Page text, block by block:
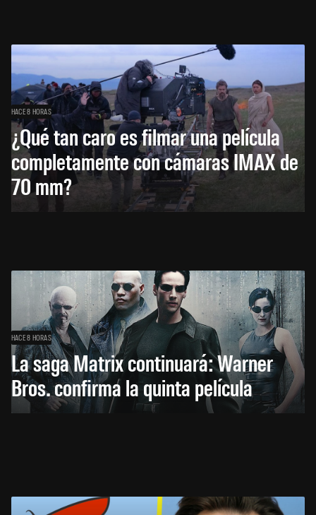
HACE 8 HORAS
¿Qué tan caro es filmar una película
completamente con cámaras IMAX de
70 mm?
HACE 8 HORAS
La saga Matrix continuará: Warner
Bros. confirma la quinta película